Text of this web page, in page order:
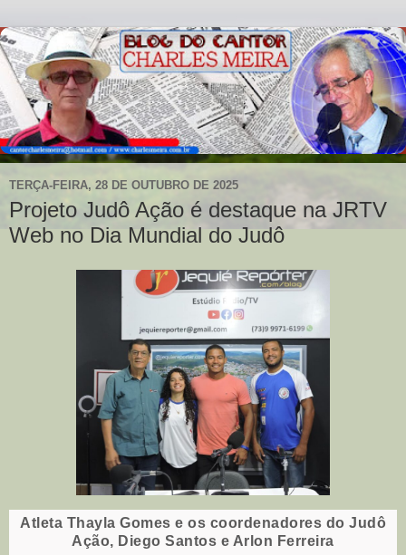
TERÇA-FEIRA, 28 DE OUTUBRO DE 2025
Projeto Judô Ação é destaque na JRTV
Web no Dia Mundial do Judô
Atleta Thayla Gomes e os coordenadores do Judô
Ação, Diego Santos e Arlon Ferreira